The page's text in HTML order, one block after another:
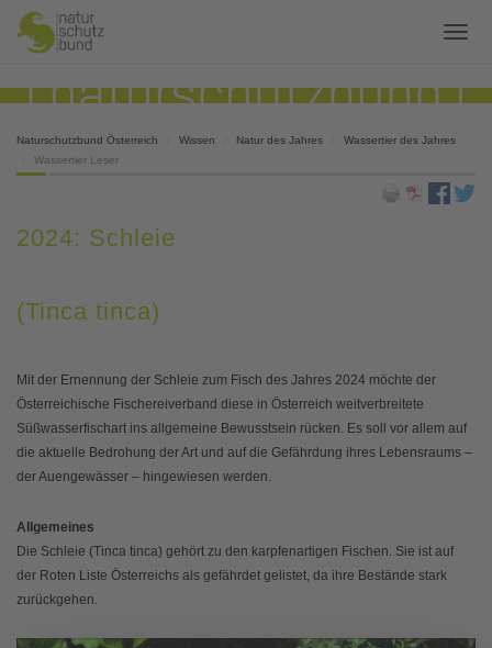
Naturschutzbund Österreich Wissen Natur des Jahres
Wassertier des Jahres
Wassertier Leser
2024: Schleie
(Tinca tinca)
Mit der Ernennung der Schleie zum Fisch des Jahres 2024 möchte der
Österreichische Fischereiverband diese in Österreich weitverbreitete
Süßwasserfischart ins allgemeine Bewusstsein rücken. Es soll vor allem auf
die aktuelle Bedrohung der Art und auf die Gefährdung ihres Lebensraums –
der Auengewässer – hingewiesen werden.
Allgemeines
Die Schleie (Tinca tinca) gehört zu den karpfenartigen Fischen. Sie ist auf
der Roten Liste Österreichs als gefährdet gelistet, da ihre Bestände stark
zurückgehen.